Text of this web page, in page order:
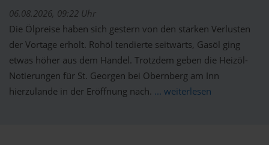
06.08.2026, 09:22 Uhr
Die Ölpreise haben sich gestern von den starken Verlusten
der Vortage erholt. Rohöl tendierte seitwärts, Gasöl ging
etwas höher aus dem Handel. Trotzdem geben die Heizöl-
Notierungen für St. Georgen bei Obernberg am Inn
hierzulande in der Eröffnung nach. ... weiterlesen